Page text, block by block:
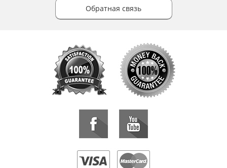
Обратная связь